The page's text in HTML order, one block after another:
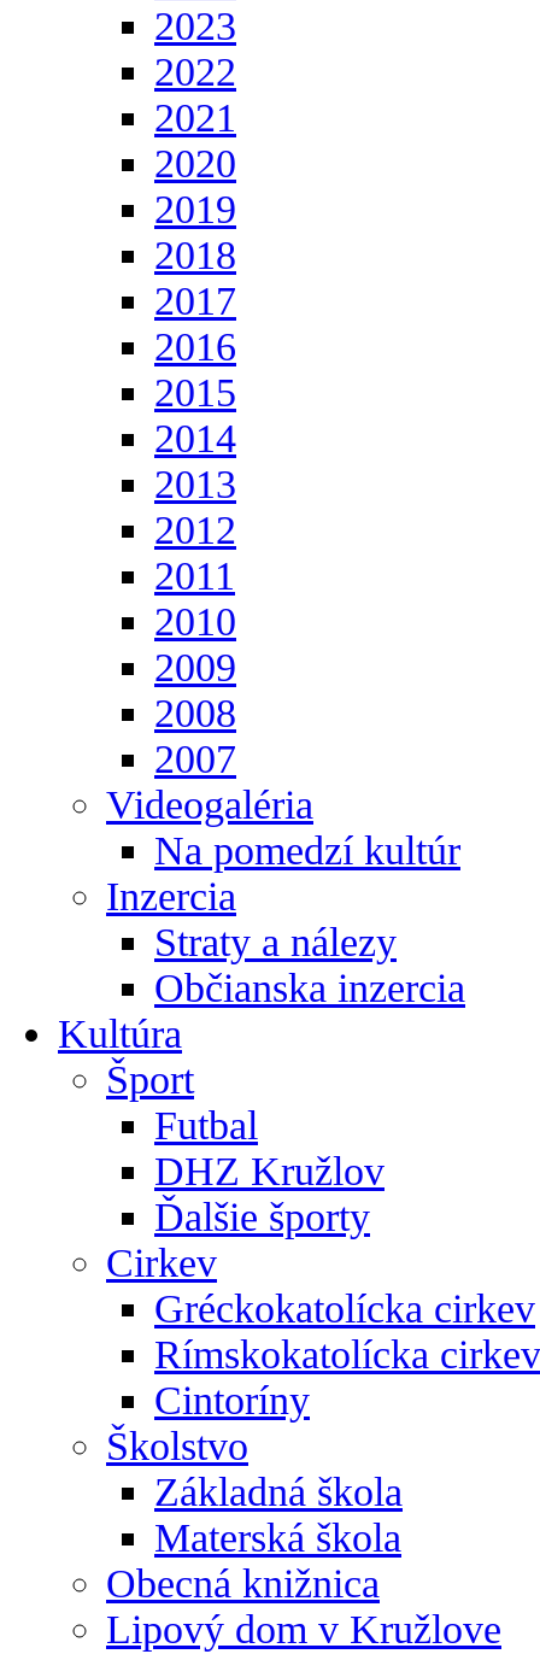
2023
2022
2021
2020
2019
2018
2017
2016
2015
2014
2013
2012
2011
2010
2009
2008
2007
Videogaléria
Na pomedzí kultúr
Inzercia
Straty a nálezy
Občianska inzercia
Kultúra
Šport
Futbal
DHZ Kružlov
Ďalšie športy
Cirkev
Gréckokatolícka cirkev
Rímskokatolícka cirkev
Cintoríny
Školstvo
Základná škola
Materská škola
Obecná knižnica
Lipový dom v Kružlove